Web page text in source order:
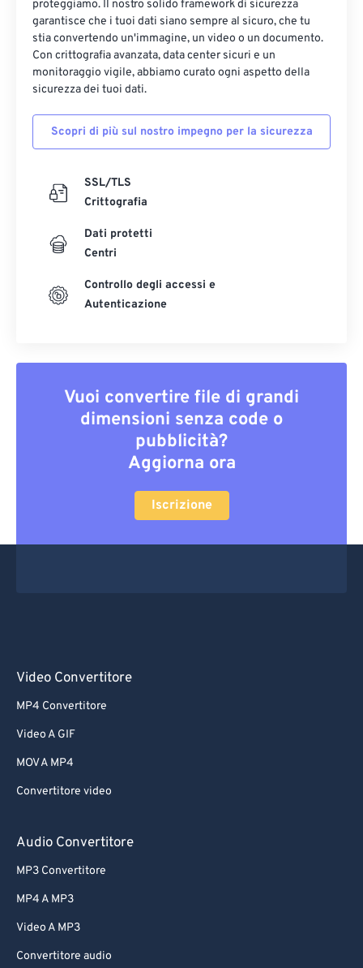
proteggiamo. Il nostro solido framework di sicurezza
garantisce che i tuoi dati siano sempre al sicuro, che tu
stia convertendo un'immagine, un video o un documento.
Con crittografia avanzata, data center sicuri e un
monitoraggio vigile, abbiamo curato ogni aspetto della
sicurezza dei tuoi dati.
Scopri di più sul nostro impegno per la sicurezza
SSL/TLS
Crittografia
Dati protetti
Centri
Controllo degli accessi e
Autenticazione
Vuoi convertire file di grandi
dimensioni senza code o
pubblicità?
Aggiorna ora
Iscrizione
Video Convertitore
MP4 Convertitore
Video A GIF
MOV A MP4
Convertitore video
Audio Convertitore
MP3 Convertitore
MP4 A MP3
Video A MP3
Convertitore audio